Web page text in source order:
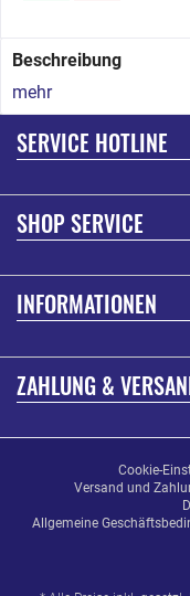
Beschreibung
mehr
SERVICE HOTLINE
SHOP SERVICE
INFORMATIONEN
ZAHLUNG &
Cookie-
Versand und
Allgemeine